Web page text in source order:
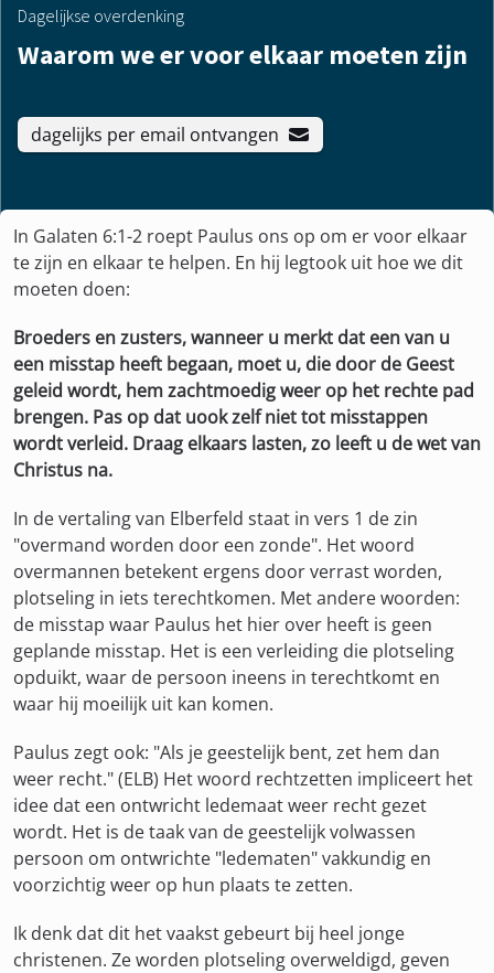
Dagelijkse overdenking
Waarom we er voor elkaar moeten zijn
dagelijks per email ontvangen
In Galaten 6:1-2 roept Paulus ons op om er voor elkaar
te zijn en elkaar te helpen. En hij legtook uit hoe we dit
moeten doen:
Broeders en zusters, wanneer u merkt dat een van u
een misstap heeft begaan, moet u, die door de Geest
geleid wordt, hem zachtmoedig weer op het rechte pad
brengen. Pas op dat uook zelf niet tot misstappen
wordt verleid. Draag elkaars lasten, zo leeft u de wet van
Christus na.
In de vertaling van Elberfeld staat in vers 1 de zin
"overmand worden door een zonde". Het woord
overmannen betekent ergens door verrast worden,
plotseling in iets terechtkomen. Met andere woorden:
de misstap waar Paulus het hier over heeft is geen
geplande misstap. Het is een verleiding die plotseling
opduikt, waar de persoon ineens in terechtkomt en
waar hij moeilijk uit kan komen.
Paulus zegt ook: "Als je geestelijk bent, zet hem dan
weer recht." (ELB) Het woord rechtzetten impliceert het
idee dat een ontwricht ledemaat weer recht gezet
wordt. Het is de taak van de geestelijk volwassen
persoon om ontwrichte "ledematen" vakkundig en
voorzichtig weer op hun plaats te zetten.
Ik denk dat dit het vaakst gebeurt bij heel jonge
christenen. Ze worden plotseling overweldigd, geven